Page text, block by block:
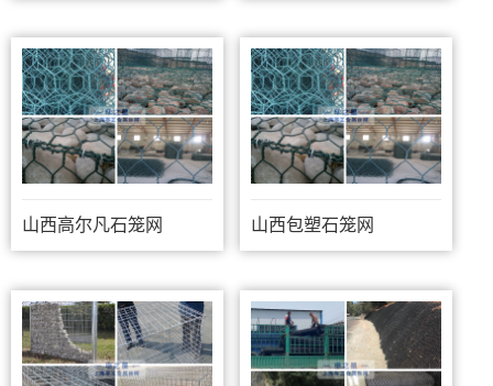
山西高尔凡石笼网 山西包塑石笼网